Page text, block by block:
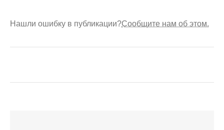
Нашли ошибку в публикации?Сообщите нам об этом.